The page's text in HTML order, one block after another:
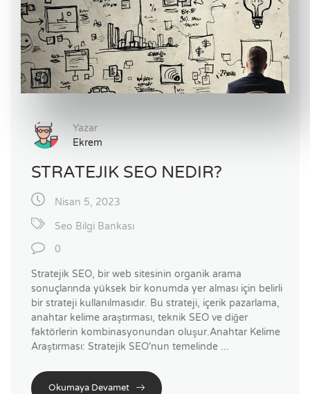
Yazar
Ekrem
STRATEJIK SEO NEDIR?
Nisan 5, 2023
Seo Bilgi Bankası
0
Stratejik SEO, bir web sitesinin organik arama
sonuçlarında yüksek bir konumda yer alması için belirli
bir strateji kullanılmasıdır. Bu strateji, içerik pazarlama,
anahtar kelime araştırması, teknik SEO ve diğer
faktörlerin kombinasyonundan oluşur.Anahtar Kelime
Araştırması: Stratejik SEO'nun temelinde ...
Okumaya Devamet